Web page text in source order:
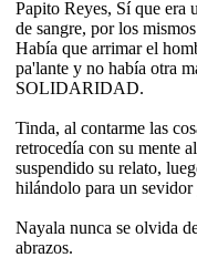
Papito Reyes, Sí que era
de sangre, por los
Había que arrimar el
pa'lante y no había otra
SOLIDARIDAD.
Tinda, al contarme las
retrocedía con su mente
suspendido su relato,
hilándolo para un sevidor
Nayala nunca se olvida
abrazos.